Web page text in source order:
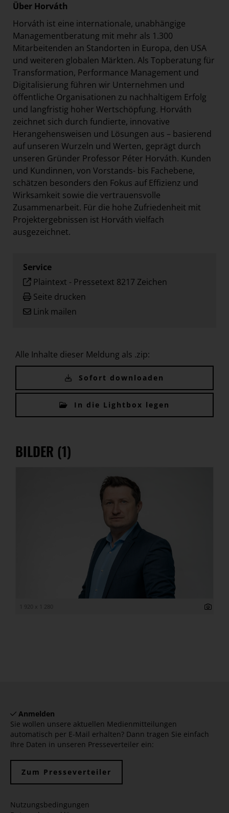
Über Horváth
Horváth ist eine internationale, unabhängige
Managementberatung mit mehr als 1.300
Mitarbeitenden an Standorten in Europa, den USA
und weiteren globalen Märkten. Als Topberatung für
Transformation, Performance Management und
Digitalisierung führen wir Unternehmen und
öffentliche Organisationen zu nachhaltigem Erfolg
und langfristig hoher Wertschöpfung. Horváth
zeichnet sich durch fundierte, innovative
Herangehensweisen und Lösungen aus – basierend
auf unseren Wurzeln und Werten, geprägt durch
unseren Gründer Professor Péter Horváth. Kunden
und Kundinnen, von Vorstands- bis Fachebene,
schätzen besonders den Fokus auf Effizienz und
Wirksamkeit sowie die vertrauensvolle
Zusammenarbeit. Für die hohe Zufriedenheit mit
Projektergebnissen ist Horváth vielfach
ausgezeichnet.
Service
Plaintext - Pressetext 8217 Zeichen
Seite drucken
Link mailen
Alle Inhalte dieser Meldung als .zip:
Sofort downloaden
In die Lightbox legen
BILDER (1)
1 920 x 1 280
Anmelden
Sie wollen unsere aktuellen Medienmitteilungen
automatisch per E-Mail erhalten? Dann tragen Sie einfach
Ihre Daten in unseren Presseverteiler ein:
Zum Presseverteiler
Nutzungsbedingungen